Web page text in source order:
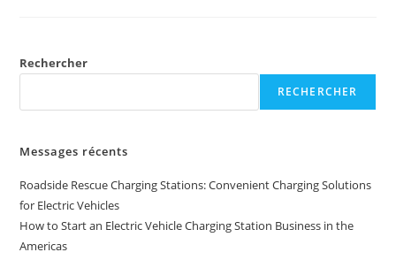
Rechercher
RECHERCHER
Messages récents
Roadside Rescue Charging Stations: Convenient Charging Solutions
for Electric Vehicles
How to Start an Electric Vehicle Charging Station Business in the
Americas